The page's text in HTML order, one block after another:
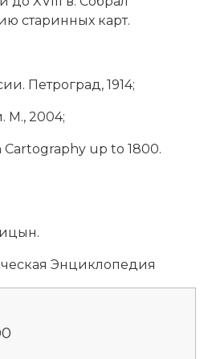
и организации
старинных карт.
Петроград, 1914;
М., 2004;
Cartography up to 1800.
Энциклопедия